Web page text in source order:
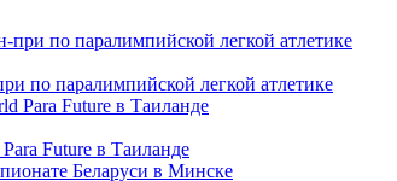
по паралимпийской легкой атлетике
Future в Таиланде